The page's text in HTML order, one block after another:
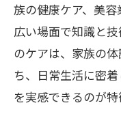
族の健康ケア、美
広い場面で知識と
のケアは、家族の
ち、日常生活に密
を実感できるのが特